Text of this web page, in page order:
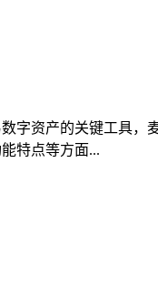
字资产的关键工具，
特点等方面...